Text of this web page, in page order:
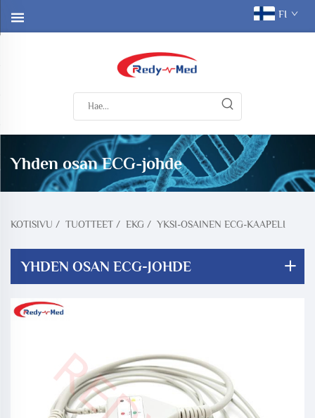
FI
Yhden osan ECG-johde
KOTISIVU / TUOTTEET / EKG / YKSI-OSAINEN ECG-KAAPELI
YHDEN OSAN ECG-JOHDE